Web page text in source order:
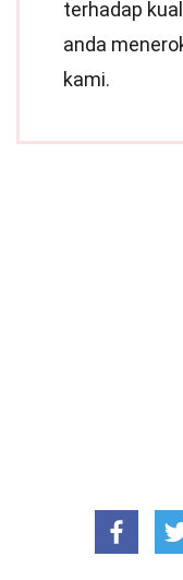
terhadap
anda
kami.